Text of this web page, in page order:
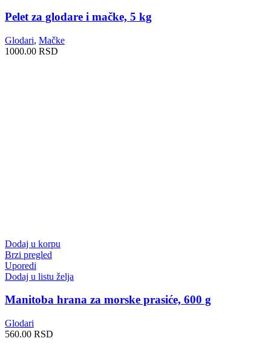
Pelet za glodare i mačke, 5 kg
Glodari, Mačke
1000.00 RSD
Dodaj u korpu
Brzi pregled
Uporedi
Dodaj u listu želja
Manitoba hrana za morske prasiće, 600 g
Glodari
560.00 RSD